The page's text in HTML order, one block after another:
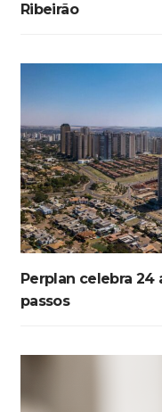
Ribeirão
Perplan celebra
passos